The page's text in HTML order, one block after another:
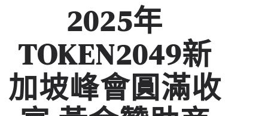
2025年
TOKEN2049新
加坡峰會圓滿收